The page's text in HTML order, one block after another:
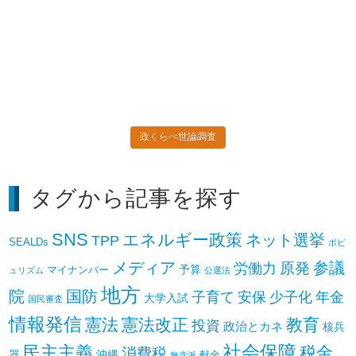
政くらべ世論調査
タグから記事を探す
SEALDs SNS TPP エネルギー政策 ネット選挙 ポピ
ュリズム マイナンバー メディア 予算 公選法 労働力 原発 参議
院 国民審査 国防地方 大学入試 子育て 安保 少子化 年金
情報発信憲法憲法改正 投資 政治とカネ 教育 核兵